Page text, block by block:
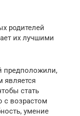
родителей
их лучшими
предположили,
стать
с возрастом
умение